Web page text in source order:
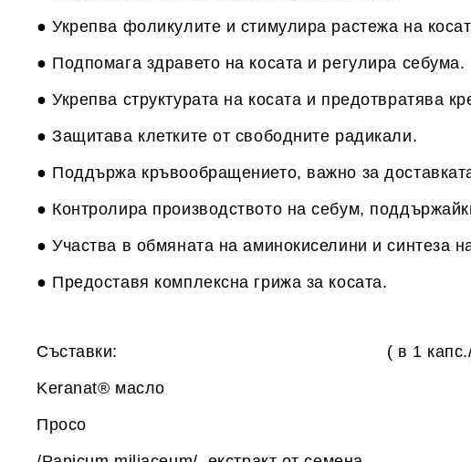
● Укрепва фоликулите и стимулира растежа на
● Подпомага здравето на косата и регулира себума.
● Укрепва структурата на косата и предотвратява
● Защитава клетките от свободните радикали.
● Поддържа кръвообращението, важно за
● Контролира производството на себум,
● Участва в обмяната на аминокиселини и синтеза
● Предоставя комплексна грижа за косата.
Съставки: ( в 1 капс./дн.
Keranat® масло 300
Просо 195